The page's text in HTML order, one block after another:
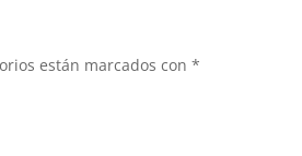
están marcados con*